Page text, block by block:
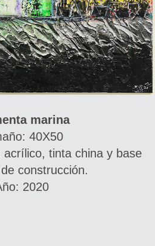
marina
40X50
acrílico, tinta china y base
construcción.
2020